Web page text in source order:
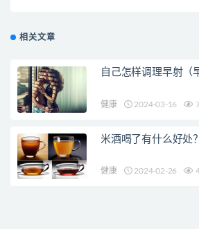
相关文章
自己怎样调理早射（
健康 2024-03-16
米酒喝了有什么好处
健康 2024-02-26